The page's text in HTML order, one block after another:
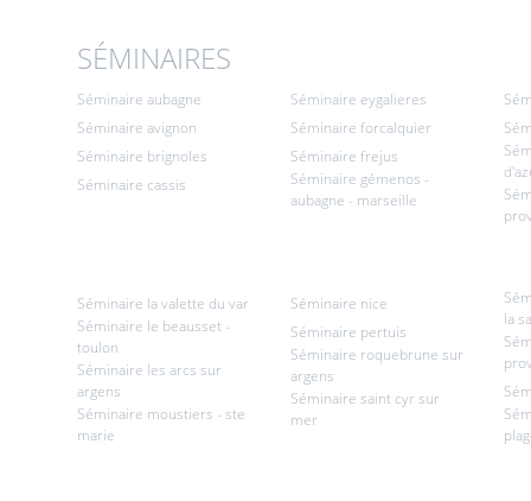
SÉMINAIRES
Séminaire aubagne
Séminaire avignon
Séminaire brignoles
Séminaire cassis
Séminaire eygalieres
Séminaire forcalquier
Séminaire frejus
Séminaire gémenos -
aubagne - marseille
Séminaire la valette du var
Séminaire le beausset -
toulon
Séminaire les arcs sur
argens
Séminaire moustiers - ste
marie
Séminaire nice
Séminaire pertuis
Séminaire roquebrune sur
argens
Séminaire saint cyr sur
mer
la